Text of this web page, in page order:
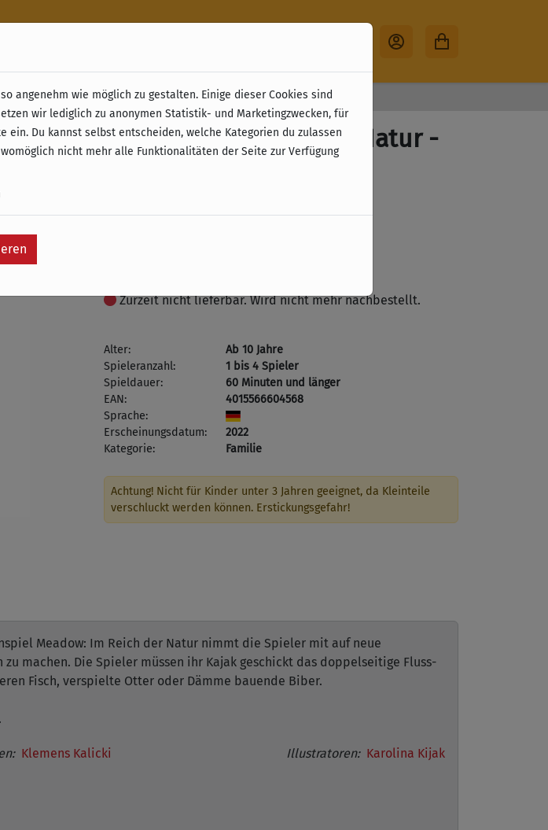
30 Tage Rückgabe
Meadow: Im Reich der Natur -
23,95 €
Zurzeit nicht lieferbar. Wird nicht mehr nachbestellt.
Alter:
Ab 10 Jahre
Spieleranzahl:
1 bis 4 Spieler
Spieldauer:
60 Minuten und länger
EAN:
4015566604568
Sprache:
Erscheinungsdatum:
2022
Kategorie:
Familie
Achtung! Nicht für Kinder unter 3 Jahren geeignet, da Kleinteile
verschluckt werden können. Erstickungsgefahr!
Meadow: Im Reich der Natur nimmt die Spieler mit auf neue
machen. Die Spieler müssen ihr Kajak geschickt das doppelseitige Fluss-
Fisch, verspielte Otter oder Dämme bauende Biber.
Klemens Kalicki Illustratoren: Karolina Kijak
angenehm wie möglich zu gestalten. Einige dieser Cookies sind
wir lediglich zu anonymen Statistik- und Marketingzwecken, für
Du kannst selbst entscheiden, welche Kategorien du zulassen
nicht mehr alle Funktionalitäten der Seite zur Verfügung